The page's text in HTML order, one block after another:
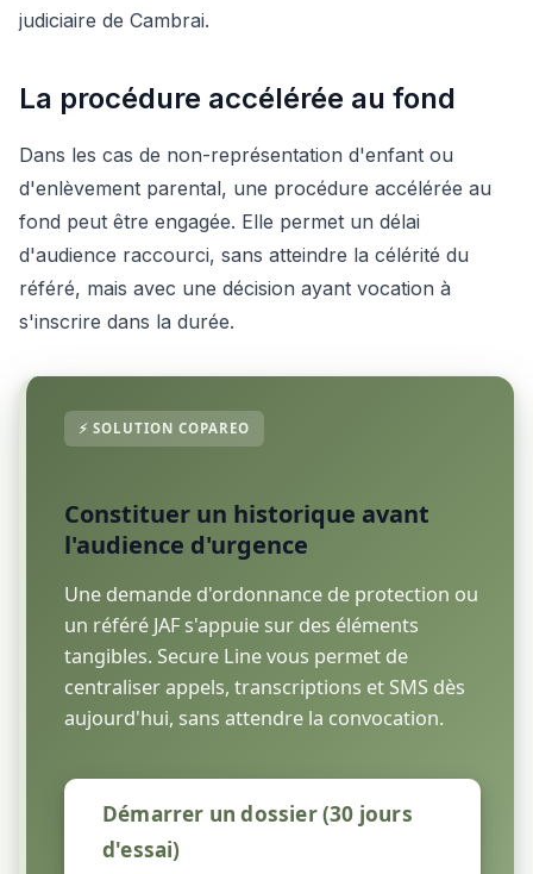
judiciaire de Cambrai.
La procédure accélérée au fond
Dans les cas de non-représentation d'enfant ou
d'enlèvement parental, une procédure accélérée au
fond peut être engagée. Elle permet un délai
d'audience raccourci, sans atteindre la célérité du
référé, mais avec une décision ayant vocation à
s'inscrire dans la durée.
Constituer un historique avant
l'audience d'urgence
Une demande d'ordonnance de protection ou
un référé JAF s'appuie sur des éléments
tangibles. Secure Line vous permet de
centraliser appels, transcriptions et SMS dès
aujourd'hui, sans attendre la convocation.
Démarrer un dossier (30 jours
d'essai)